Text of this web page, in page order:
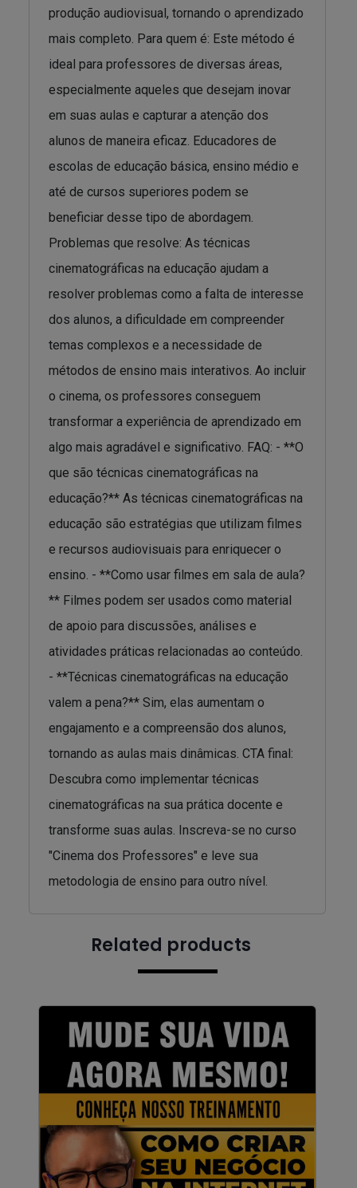
produção audiovisual, tornando o aprendizado
mais completo. Para quem é: Este método é
ideal para professores de diversas áreas,
especialmente aqueles que desejam inovar
em suas aulas e capturar a atenção dos
alunos de maneira eficaz. Educadores de
escolas de educação básica, ensino médio e
até de cursos superiores podem se
beneficiar desse tipo de abordagem.
Problemas que resolve: As técnicas
cinematográficas na educação ajudam a
resolver problemas como a falta de interesse
dos alunos, a dificuldade em compreender
temas complexos e a necessidade de
métodos de ensino mais interativos. Ao incluir
o cinema, os professores conseguem
transformar a experiência de aprendizado em
algo mais agradável e significativo. FAQ: - **O
que são técnicas cinematográficas na
educação?** As técnicas cinematográficas na
educação são estratégias que utilizam filmes
e recursos audiovisuais para enriquecer o
ensino. - **Como usar filmes em sala de aula?
** Filmes podem ser usados como material
de apoio para discussões, análises e
atividades práticas relacionadas ao conteúdo.
- **Técnicas cinematográficas na educação
valem a pena?** Sim, elas aumentam o
engajamento e a compreensão dos alunos,
tornando as aulas mais dinâmicas. CTA final:
Descubra como implementar técnicas
cinematográficas na sua prática docente e
transforme suas aulas. Inscreva-se no curso
"Cinema dos Professores" e leve sua
metodologia de ensino para outro nível.
Related products